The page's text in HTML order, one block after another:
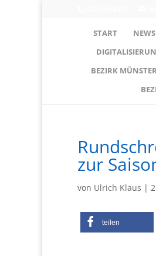
START NEWS
BEZIRK
zur
von Ulrich Klaus |
teilen